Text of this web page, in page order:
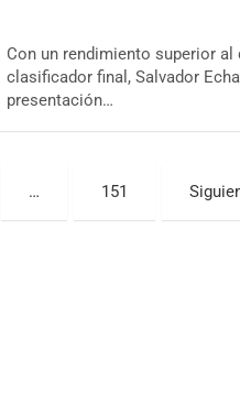
Con un rendimiento superior al
clasificador final, Salvador
presentación…
… 151